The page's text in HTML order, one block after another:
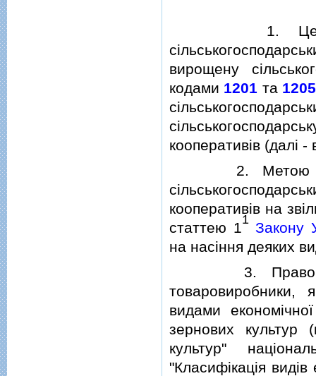
1. Цей
вирощену
кодами 1201 та 1205
кооперативiв (далi -
2. Метою
кооперативiв на
статтею 11 Закону
на насiння деяких
3. Право на
товаровиробники,
видами
зернових культур
культур"
"Класифiкацiя видiв